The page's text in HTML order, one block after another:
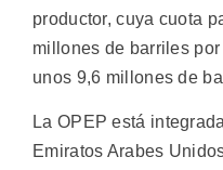
productor, cuya cuota
millones de barriles
unos 9,6 millones de
La OPEP está
Emiratos Arabes